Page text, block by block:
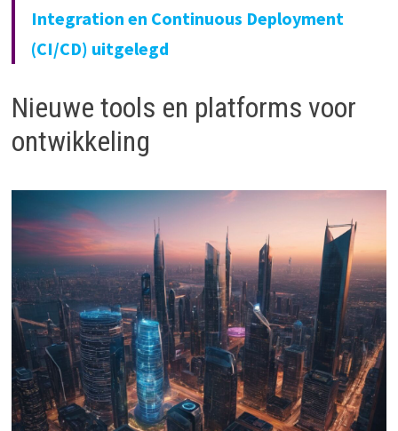
Integration en Continuous Deployment
(CI/CD) uitgelegd
Nieuwe tools en platforms voor
ontwikkeling